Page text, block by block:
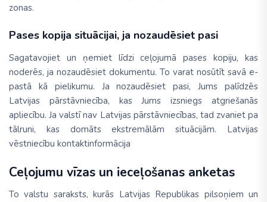
zonas.
Pases kopija situācijai, ja nozaudēsiet pasi
Sagatavojiet un ņemiet līdzi ceļojumā pases kopiju, kas
noderēs, ja nozaudēsiet dokumentu. To varat nosūtīt savā e-
pastā kā pielikumu. Ja nozaudēsiet pasi, Jums palīdzēs
Latvijas pārstāvniecība, kas Jums izsniegs atgriešanās
apliecību. Ja valstī nav Latvijas pārstāvniecības, tad zvaniet pa
tālruni, kas domāts ekstremālām situācijām. Latvijas
vēstniecību kontaktinformācija
Ceļojumu vīzas un ieceļošanas anketas
To valstu saraksts, kurās Latvijas Republikas pilsoņiem un